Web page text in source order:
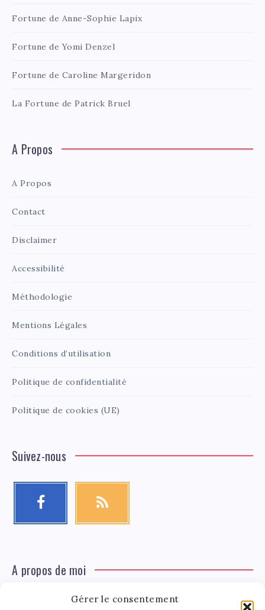
Gérer le consentement
Fortune de Anne-Sophie Lapix
Fortune de Yomi Denzel
Fortune de Caroline Margeridon
La Fortune de Patrick Bruel
A Propos
A Propos
Contact
Disclaimer
Accessibilité
Méthodologie
Mentions Légales
Conditions d’utilisation
Politique de confidentialité
Politique de cookies (UE)
Suivez-nous
A propos de moi
Léa Tinger